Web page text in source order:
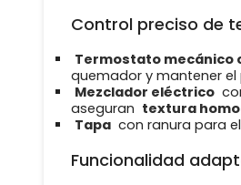
Control preciso de
Termostato mecánico
quemador y mantener
Mezclador eléctrico
aseguran textura
Tapa con ranura para
Funcionalidad